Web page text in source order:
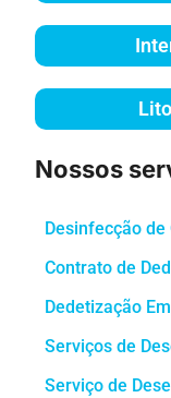
Nossos
Desinfecção
Contrato de
Dedetização
Serviços de
Serviço de